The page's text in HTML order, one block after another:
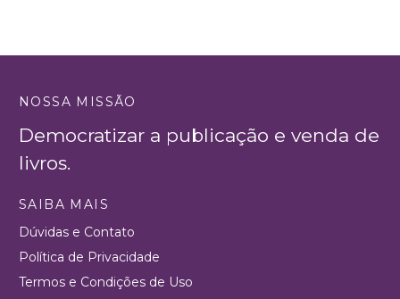
NOSSA MISSÃO
Democratizar a publicação e venda de
livros.
SAIBA MAIS
Dúvidas e Contato
Política de Privacidade
Termos e Condições de Uso